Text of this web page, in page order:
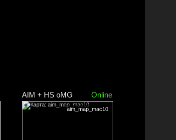
AIM + HS oMG Online
aim_map_mac10